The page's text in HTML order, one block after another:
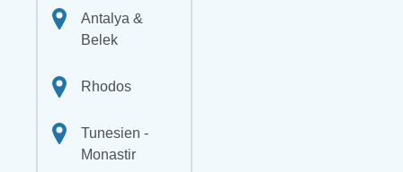
Antalya &
Belek
Rhodos
Tunesien -
Monastir